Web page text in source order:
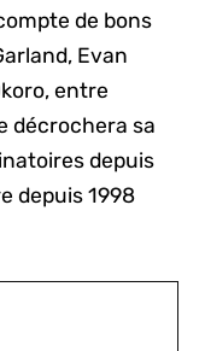
de bons
Evan
entre
décrochera sa
depuis
depuis 1998